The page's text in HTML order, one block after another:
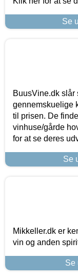
Se
BuusVine.dk slår
gennemskuelige
til prisen. De
vinhuse/gårde
for at se deres
Se
Mikkeller.dk er
vin og anden
Se